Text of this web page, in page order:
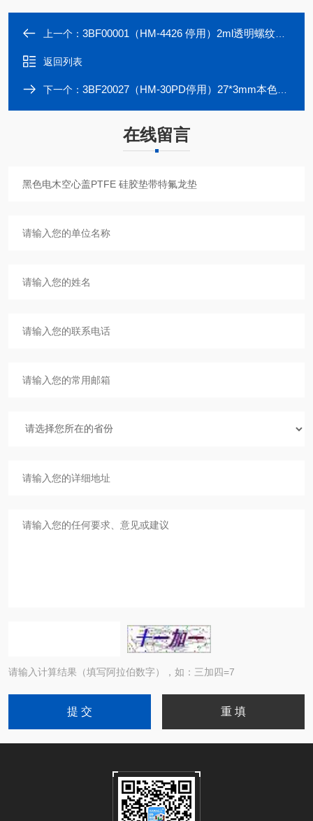
上一个： 3BF00001（HM-4426 停用）2ml透明螺纹样品瓶 优级料 8MM
返回列表
下一个： 3BF20027（HM-30PD停用）27*3mm本色PTFE/本色硅胶垫片
在线留言
请输入计算结果（填写阿拉伯数字），如：三加四=7